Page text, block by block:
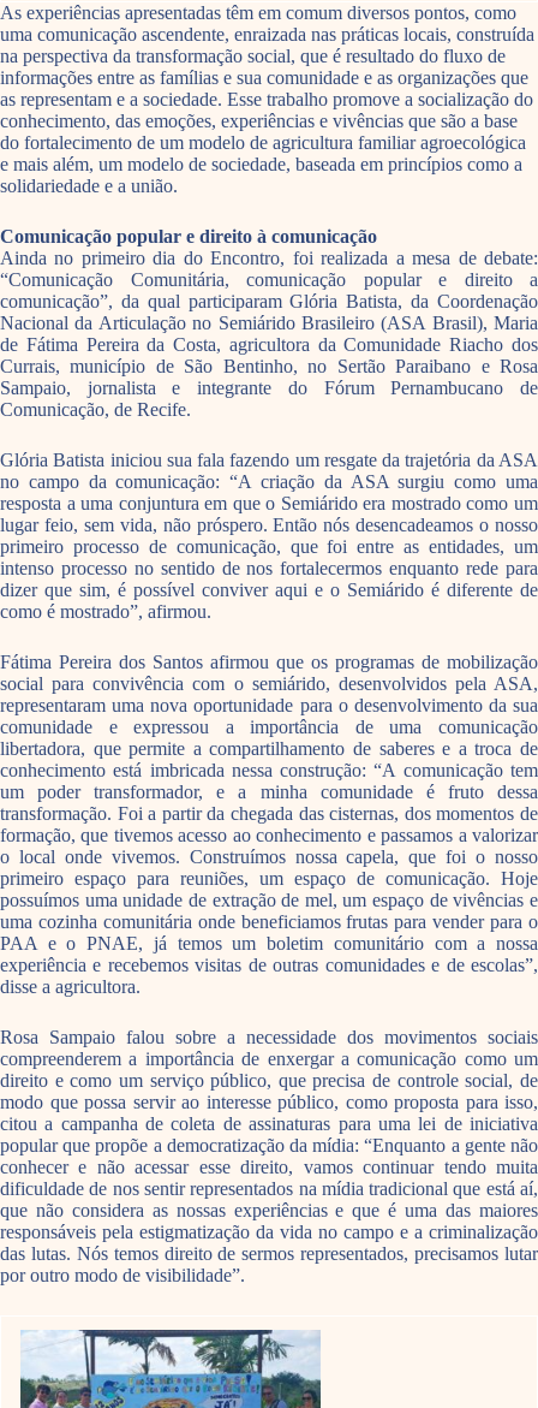
As experiências apresentadas têm em comum diversos pontos, como
uma comunicação ascendente, enraizada nas práticas locais, construída
na perspectiva da transformação social, que é resultado do fluxo de
informações entre as famílias e sua comunidade e as organizações que
as representam e a sociedade. Esse trabalho promove a socialização do
conhecimento, das emoções, experiências e vivências que são a base
do fortalecimento de um modelo de agricultura familiar agroecológica
e mais além, um modelo de sociedade, baseada em princípios como a
solidariedade e a união.
Comunicação popular e direito à comunicação
Ainda no primeiro dia do Encontro, foi realizada a mesa de debate:
“Comunicação Comunitária, comunicação popular e direito a
comunicação”, da qual participaram Glória Batista, da Coordenação
Nacional da Articulação no Semiárido Brasileiro (ASA Brasil), Maria
de Fátima Pereira da Costa, agricultora da Comunidade Riacho dos
Currais, município de São Bentinho, no Sertão Paraibano e Rosa
Sampaio, jornalista e integrante do Fórum Pernambucano de
Comunicação, de Recife.
Glória Batista iniciou sua fala fazendo um resgate da trajetória da ASA
no campo da comunicação: “A criação da ASA surgiu como uma
resposta a uma conjuntura em que o Semiárido era mostrado como um
lugar feio, sem vida, não próspero. Então nós desencadeamos o nosso
primeiro processo de comunicação, que foi entre as entidades, um
intenso processo no sentido de nos fortalecermos enquanto rede para
dizer que sim, é possível conviver aqui e o Semiárido é diferente de
como é mostrado”, afirmou.
Fátima Pereira dos Santos afirmou que os programas de mobilização
social para convivência com o semiárido, desenvolvidos pela ASA,
representaram uma nova oportunidade para o desenvolvimento da sua
comunidade e expressou a importância de uma comunicação
libertadora, que permite a compartilhamento de saberes e a troca de
conhecimento está imbricada nessa construção: “A comunicação tem
um poder transformador, e a minha comunidade é fruto dessa
transformação. Foi a partir da chegada das cisternas, dos momentos de
formação, que tivemos acesso ao conhecimento e passamos a valorizar
o local onde vivemos. Construímos nossa capela, que foi o nosso
primeiro espaço para reuniões, um espaço de comunicação. Hoje
possuímos uma unidade de extração de mel, um espaço de vivências e
uma cozinha comunitária onde beneficiamos frutas para vender para o
PAA e o PNAE, já temos um boletim comunitário com a nossa
experiência e recebemos visitas de outras comunidades e de escolas”,
disse a agricultora.
Rosa Sampaio falou sobre a necessidade dos movimentos sociais
compreenderem a importância de enxergar a comunicação como um
direito e como um serviço público, que precisa de controle social, de
modo que possa servir ao interesse público, como proposta para isso,
citou a campanha de coleta de assinaturas para uma lei de iniciativa
popular que propõe a democratização da mídia: “Enquanto a gente não
conhecer e não acessar esse direito, vamos continuar tendo muita
dificuldade de nos sentir representados na mídia tradicional que está aí,
que não considera as nossas experiências e que é uma das maiores
responsáveis pela estigmatização da vida no campo e a criminalização
das lutas. Nós temos direito de sermos representados, precisamos lutar
por outro modo de visibilidade”.